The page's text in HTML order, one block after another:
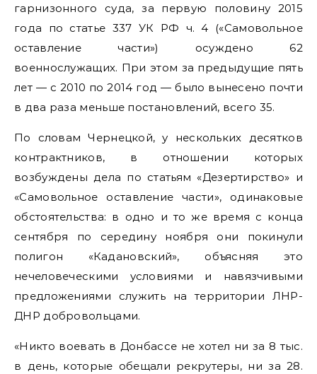
гарнизонного суда, за первую половину 2015
года по статье 337 УК РФ ч. 4 («Самовольное
оставление части») осуждено 62
военнослужащих. При этом за предыдущие пять
лет — с 2010 по 2014 год — было вынесено почти
в два раза меньше постановлений, всего 35.
По словам Чернецкой, у нескольких десятков
контрактников, в отношении которых
возбуждены дела по статьям «Дезертирство» и
«Самовольное оставление части», одинаковые
обстоятельства: в одно и то же время с конца
сентября по середину ноября они покинули
полигон «Кадановский», объясняя это
нечеловеческими условиями и навязчивыми
предложениями служить на территории ЛНР-
ДНР добровольцами.
«Никто воевать в Донбассе не хотел ни за 8 тыс.
в день, которые обещали рекрутеры, ни за 28.